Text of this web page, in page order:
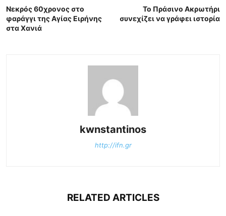
Νεκρός 60χρονος στο
φαράγγι της Αγίας Ειρήνης
στα Χανιά
Το Πράσινο Ακρωτήρι
συνεχίζει να γράφει ιστορία
kwnstantinos
http://ifn.gr
RELATED ARTICLES